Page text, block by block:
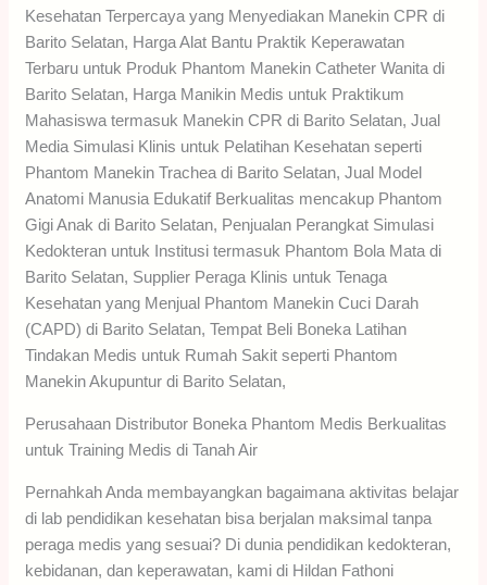
Kesehatan Terpercaya yang Menyediakan Manekin CPR di
Barito Selatan, Harga Alat Bantu Praktik Keperawatan
Terbaru untuk Produk Phantom Manekin Catheter Wanita di
Barito Selatan, Harga Manikin Medis untuk Praktikum
Mahasiswa termasuk Manekin CPR di Barito Selatan, Jual
Media Simulasi Klinis untuk Pelatihan Kesehatan seperti
Phantom Manekin Trachea di Barito Selatan, Jual Model
Anatomi Manusia Edukatif Berkualitas mencakup Phantom
Gigi Anak di Barito Selatan, Penjualan Perangkat Simulasi
Kedokteran untuk Institusi termasuk Phantom Bola Mata di
Barito Selatan, Supplier Peraga Klinis untuk Tenaga
Kesehatan yang Menjual Phantom Manekin Cuci Darah
(CAPD) di Barito Selatan, Tempat Beli Boneka Latihan
Tindakan Medis untuk Rumah Sakit seperti Phantom
Manekin Akupuntur di Barito Selatan,
Perusahaan Distributor Boneka Phantom Medis Berkualitas
untuk Training Medis di Tanah Air
Pernahkah Anda membayangkan bagaimana aktivitas belajar
di lab pendidikan kesehatan bisa berjalan maksimal tanpa
peraga medis yang sesuai? Di dunia pendidikan kedokteran,
kebidanan, dan keperawatan, kami di Hildan Fathoni